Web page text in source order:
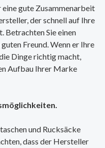
gute Zusammenarbeit
der schnell auf Ihre
Betrachten Sie einen
Freund. Wenn er Ihre
Dinge richtig macht,
Aufbau Ihrer Marke
und Rucksäcke
dass der Hersteller